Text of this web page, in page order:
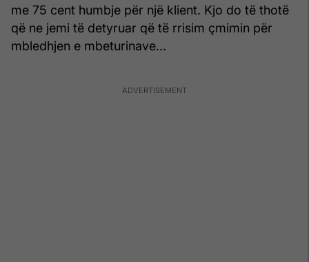
me 75 cent humbje për një klient. Kjo do të thotë
që ne jemi të detyruar që të rrisim çmimin për
mbledhjen e mbeturinave...